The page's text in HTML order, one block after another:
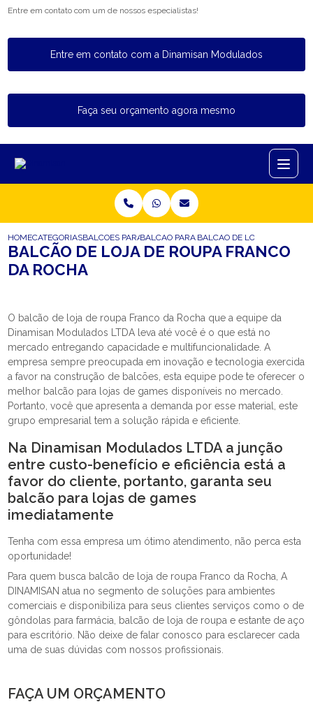
Entre em contato com um de nossos especialistas!
Entre em contato com a Dinamisan Modulados
Faça seu orçamento agora mesmo
HOMECATEGORIASBALCOES PARA LOJABALCAO PARA LOJA DE GAMES
BALCAO DE LOJA DE ROUPA
BALCÃO DE LOJA DE ROUPA FRANCO
DA ROCHA
O balcão de loja de roupa Franco da Rocha que a equipe da
Dinamisan Modulados LTDA leva até você é o que está no
mercado entregando capacidade e multifuncionalidade. A
empresa sempre preocupada em inovação e tecnologia exercida
a favor na construção de balcões, esta equipe pode te oferecer o
melhor balcão para lojas de games disponíveis no mercado.
Portanto, você que apresenta a demanda por esse material, este
grupo empresarial tem a solução rápida e eficiente.
Na Dinamisan Modulados LTDA a junção
entre custo-benefício e eficiência está a
favor do cliente, portanto, garanta seu
balcão para lojas de games
imediatamente
Tenha com essa empresa um ótimo atendimento, não perca esta
oportunidade!
Para quem busca balcão de loja de roupa Franco da Rocha, A
DINAMISAN atua no segmento de soluções para ambientes
comerciais e disponibiliza para seus clientes serviços como o de
gôndolas para farmácia, balcão de loja de roupa e estante de aço
para escritório. Não deixe de falar conosco para esclarecer cada
uma de suas dúvidas com nossos profissionais.
FAÇA UM ORÇAMENTO